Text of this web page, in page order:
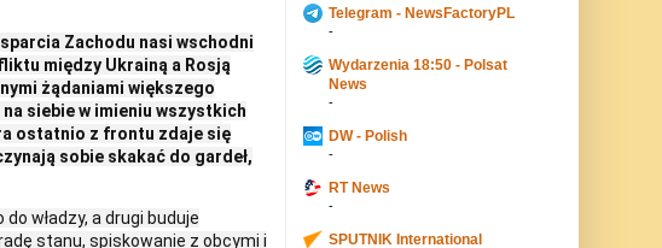
Zachodu nasi wschodni
między Ukrainą a Rosją
żądaniami większego
siebie w imieniu wszystkich
ostatnio z frontu zdaje się
sobie skakać do gardeł,
władzy, a drugi buduje
stanu, spiskowanie z obcymi i
Telegram - NewsFactoryPL
-
Wydarzenia 18:50 - Polsat
News
-
DW - Polish
-
RT News
-
SPUTNIK International